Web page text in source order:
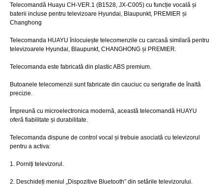
Telecomandă Huayu CH-VER.1 (B1528, JX-C005) cu funcție vocală și
baterii incluse pentru televizoare Hyundai, Blaupunkt, PREMIER și
Changhong
Telecomanda HUAYU înlocuiește telecomenzile cu carcasă similară pentru
televizoarele Hyundai, Blaupunkt, CHANGHONG și PREMIER.
Telecomanda este fabricată din plastic ABS premium.
Butoanele telecomenzii sunt fabricate din cauciuc cu serigrafie de înaltă
precizie.
Împreună cu microelectronica modernă, această telecomandă HUAYU
oferă fiabilitate și durabilitate.
Telecomanda dispune de control vocal și trebuie asociată cu televizorul
pentru a activa:
1. Porniți televizorul.
2. Deschideți meniul „Dispozitive Bluetooth” din setările televizorului.